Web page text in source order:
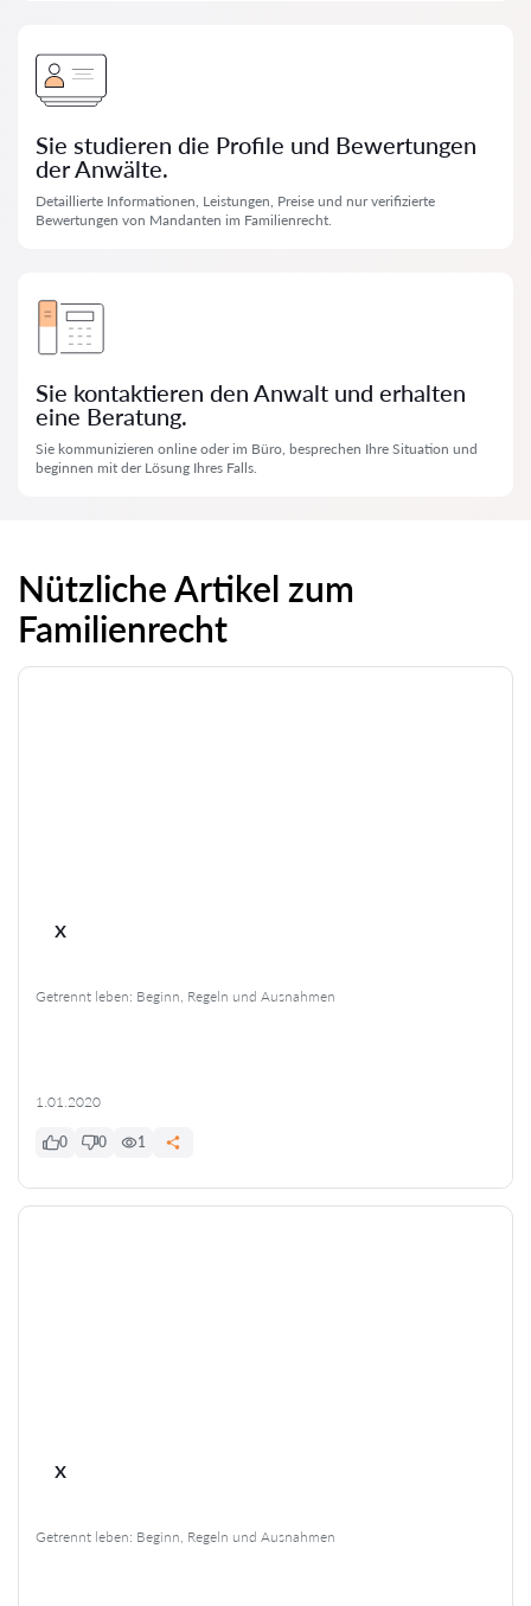
Sie studieren die Profile und Bewertungen
der Anwälte.
Detaillierte Informationen, Leistungen, Preise und nur verifizierte
Bewertungen von Mandanten im Familienrecht.
Sie kontaktieren den Anwalt und erhalten
eine Beratung.
Sie kommunizieren online oder im Büro, besprechen Ihre Situation und
beginnen mit der Lösung Ihres Falls.
Nützliche Artikel zum
Familienrecht
x
Getrennt leben: Beginn, Regeln und Ausnahmen
1.01.2020
0 0 1
x
Getrennt leben: Beginn, Regeln und Ausnahmen